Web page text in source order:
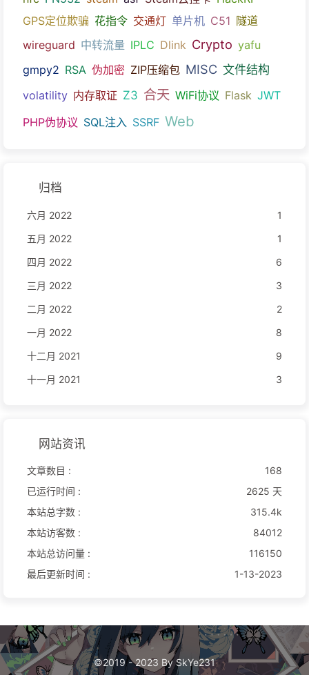
GPS定位欺骗 花指令 交通灯 单片机 C51 隧道
wireguard 中转流量 IPLC Dlink Crypto yafu
gmpy2 RSA 伪加密 ZIP压缩包 MISC 文件结构
volatility 内存取证 Z3 合天 WiFi协议 Flask JWT
PHP伪协议 SQL注入 SSRF Web
归档
六月 2022
1
五月 2022
1
四月 2022
6
三月 2022
3
二月 2022
2
一月 2022
8
十二月 2021
9
十一月 2021
3
网站资讯
文章数目 :
168
已运行时间 :
2625 天
本站总字数 :
315.4k
本站访客数 :
84012
本站总访问量 :
116150
最后更新时间 :
1-13-2023
©2019 - 2023 By SkYe231